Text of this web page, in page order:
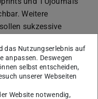
Weitere
sollen sukzessive
flachen Zugang
was über den
war. Er soll in
das Nutzungserlebnis auf
anpassen. Deswegen
selbst entscheiden,
unserer Webseiten
Website notwendig,